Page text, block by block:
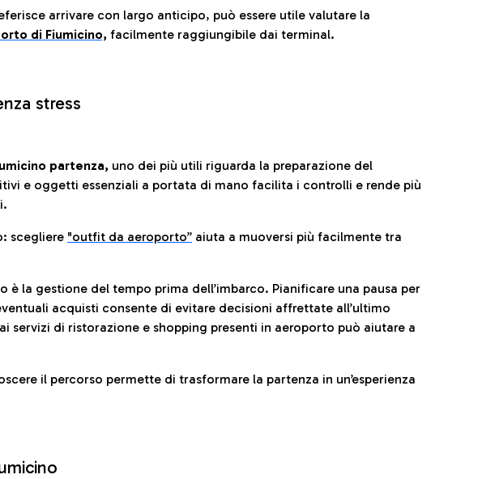
arrivare con largo anticipo, può essere utile valutare la
di Fiumicino, facilmente raggiungibile dai terminal.
stress
partenza, uno dei più utili riguarda la preparazione del
e oggetti essenziali a portata di mano facilita i controlli e rende più
scegliere "outfit da aeroporto” aiuta a muoversi più facilmente tra
è la gestione del tempo prima dell’imbarco. Pianificare una pausa per
acquisti consente di evitare decisioni affrettate all’ultimo
servizi di ristorazione e shopping presenti in aeroporto può aiutare a
il percorso permette di trasformare la partenza in un’esperienza